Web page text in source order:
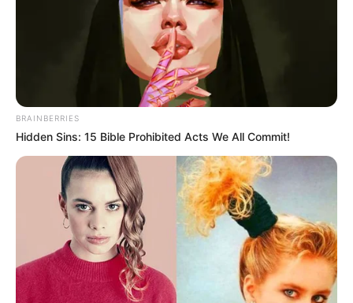
BRAINBERRIES
Hidden Sins: 15 Bible Prohibited Acts We All Commit!